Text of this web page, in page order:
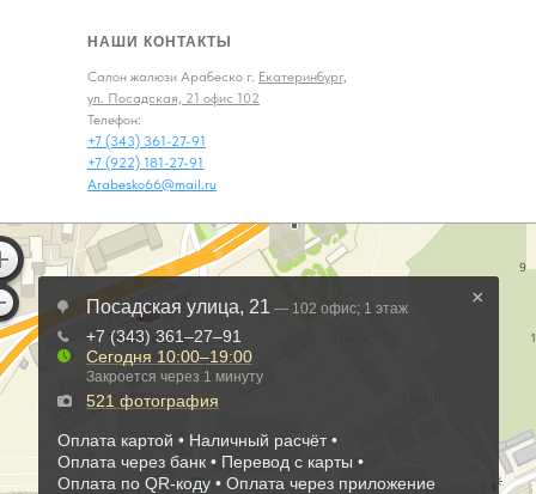
Салон жалюзи Арабеско г. Екатеринбург,
ул. Посадская, 21 офис 102
Телефон:
+7 (343) 361-27-91
+7 (922) 181-27-91
Arabesko66@mail.ru
НАШИ КОНТАКТЫ